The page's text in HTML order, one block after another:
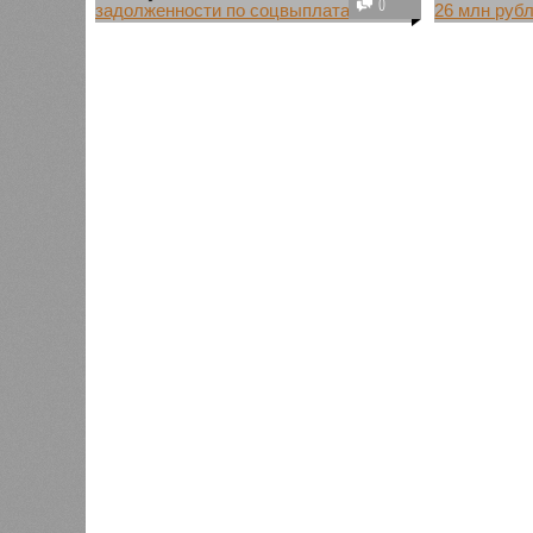
В прошлом году сотрудники
В Кирове